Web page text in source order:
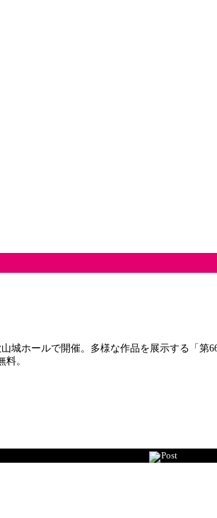
ホールで開催。多様な作品を展示する「第
。
Post